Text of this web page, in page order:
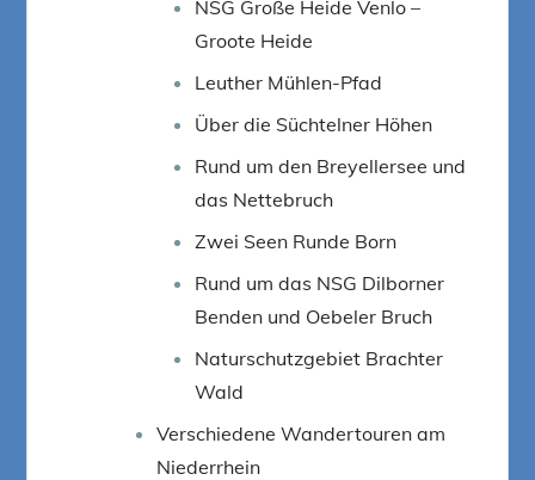
NSG Große Heide Venlo –
Groote Heide
Leuther Mühlen-Pfad
Über die Süchtelner Höhen
Rund um den Breyellersee und
das Nettebruch
Zwei Seen Runde Born
Rund um das NSG Dilborner
Benden und Oebeler Bruch
Naturschutzgebiet Brachter
Wald
Verschiedene Wandertouren am
Niederrhein